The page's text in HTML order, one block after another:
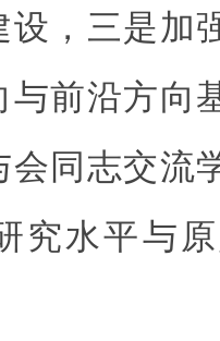
设，三是加
与前沿方向
同志交流
究水平与